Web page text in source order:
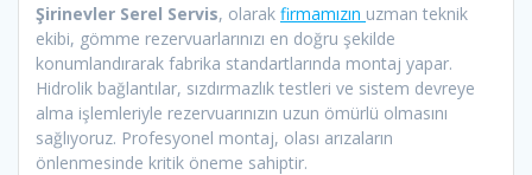
Şirinevler Serel Servis, olarak firmamızın uzman teknik
ekibi, gömme rezervuarlarınızı en doğru şekilde
konumlandırarak fabrika standartlarında montaj yapar.
Hidrolik bağlantılar, sızdırmazlık testleri ve sistem devreye
alma işlemleriyle rezervuarınızın uzun ömürlü olmasını
sağlıyoruz. Profesyonel montaj, olası arızaların
önlenmesinde kritik öneme sahiptir.